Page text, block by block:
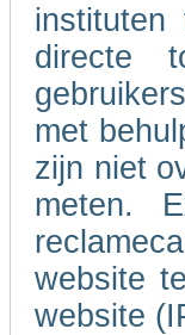
instituten
directe
met
zijn niet
meten.
website
website